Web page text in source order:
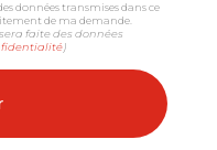
données transmises dans ce
de ma demande.
faite des données
)